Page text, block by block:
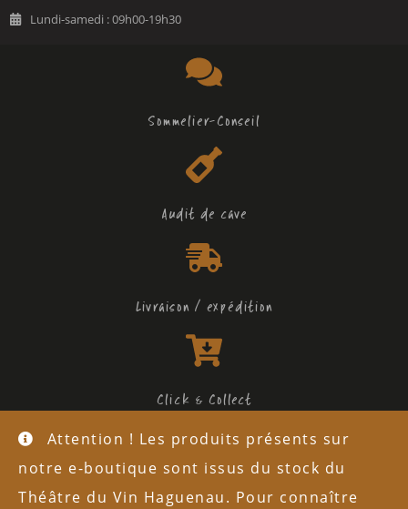
Attention ! Les produits présents sur
notre e-boutique sont issus du stock du
Théâtre du Vin Haguenau. Pour connaître
Lundi-samedi : 09h00-19h30
Sommelier-Conseil
Audit de cave
Livraison / expédition
Click & Collect
L'abus d'alcool est dangereux pour la santé
Mentions légales